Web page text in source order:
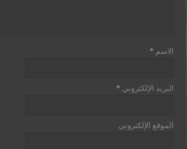
الاسم*
البريد الإلكتروني*
الموقع الإلكتروني